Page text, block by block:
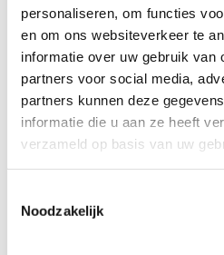
personaliseren, om functies
en om ons websiteverkeer te
informatie over uw gebruik van
partners voor social media,
partners kunnen deze
informatie die u aan ze heeft
verzameld op basis van uw
Noodzakelijk
Wat vond je van
Jouw beoordeling helpt de